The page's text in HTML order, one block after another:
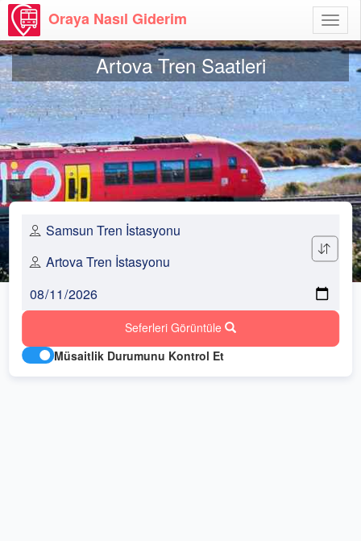
Aç
Oraya Nasıl Giderim
Artova Tren Saatleri
Seferleri Görüntüle
Müsaitlik Durumunu Kontrol Et